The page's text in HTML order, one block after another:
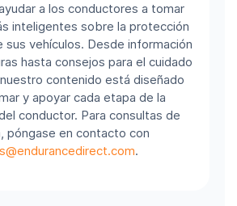
a los conductores a tomar
inteligentes sobre la protección
sus vehículos. Desde información
hasta consejos para el cuidado
contenido está diseñado
y apoyar cada etapa de la
conductor. Para consultas de
póngase en contacto con
.